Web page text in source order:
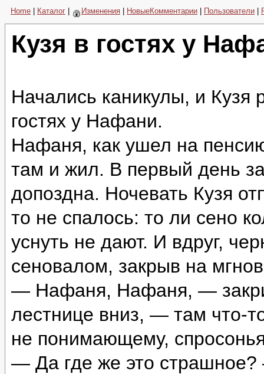
Home Каталог Изменения НовыеКомментарии Пользователи
Кузя в гостях у
Начались каникулы, и Кузя
гостях у Нафани.
Нафаня, как ушел на
там и жил. В первый день
допоздна. Ночевать Кузя
то не спалось: то ли сено
уснуть не дают. И вдруг,
сеновалом, закрыв на
— Нафаня, Нафаня, —
лестнице вниз, — там что-
не понимающему,
— Да где же это страшное?